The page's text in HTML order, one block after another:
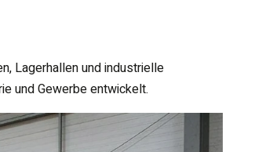
Lagerhallen und industrielle
und Gewerbe entwickelt.